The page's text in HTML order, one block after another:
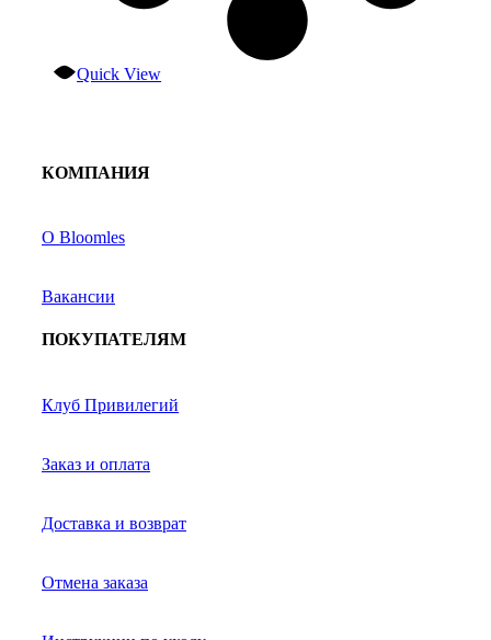
Quick View
КОМПАНИЯ
О Bloomles
Вакансии
ПОКУПАТЕЛЯМ
Клуб Привилегий
Заказ и оплата
Доставка и возврат
Отмена заказа